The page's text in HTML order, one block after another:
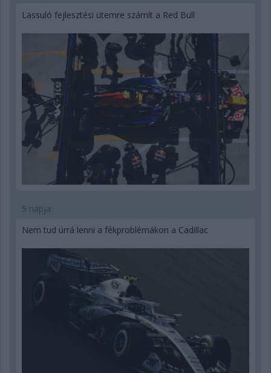
Lassuló fejlesztési ütemre számít a Red Bull
5 napja
Nem tud úrrá lenni a fékproblémákon a Cadillac